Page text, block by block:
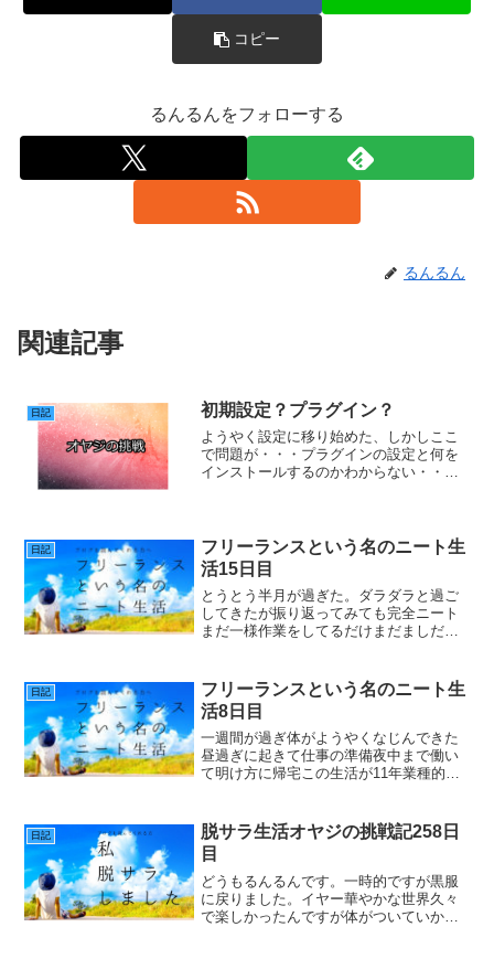
コピー
るんるんをフォローする
るんるん
関連記事
日記 初期設定？プラグイン？
ようやく設定に移り始めた、しかしここ
で問題が・・・プラグインの設定と何を
インストールするのかわからない・・・
す(￣◇￣...
日記
フリーランスという名のニート生
活15日目
とうとう半月が過ぎた。ダラダラと過ご
してきたが振り返ってみても完全ニート
まだ一様作業をしてるだけまだましだ
切実な現実。車の車検の見積もりが届い
たなんと14万さすがに痛い...
日記
フリーランスという名のニート生
活8日目
一週間が過ぎ体がようやくなじんできた
昼過ぎに起きて仕事の準備夜中まで働い
て明け方に帰宅この生活が11年業種的に
らと起きてふらふらとして終わる1日人か
ら見れば完全ニート...
日記
脱サラ生活オヤジの挑戦記258日
目
どうもるんるんです。一時的ですが黒服
に戻りました。イヤー華やかな世界久々
で楽しかったんですが体がついていかず